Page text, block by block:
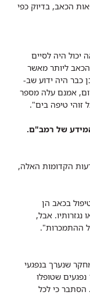
הכאב, בדיוק כפי
לרפואה יכול היה לסיים
ליותר מאשר
כבר היה ידוע שב-
אמנם עלה מספר
של רמב"ם.
הקדומות האלה,
בכאב הן
אבל,
ההתמכרות".
פורסם מחקר שנערך בנפגעי
מלחמה בצבא ארה"ב ועל פיו, מתוך כ-16,000 נפגעים שטופלו
הסתבר כי לכל